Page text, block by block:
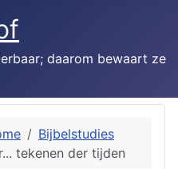
daarom bewaart ze
Bijbelstudies
tekenen der tijden